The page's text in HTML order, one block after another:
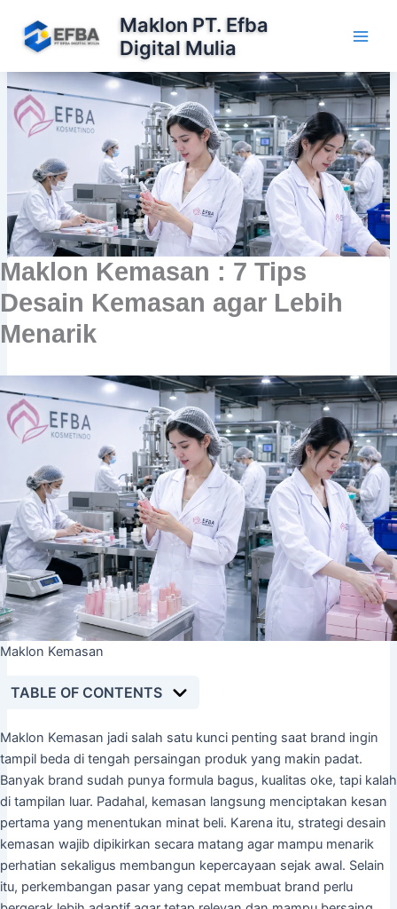
konten
Maklon PT. Efba
Digital Mulia
Maklon Kemasan : 7 Tips
Desain Kemasan agar Lebih
Menarik
Maklon Kemasan
TABLE OF CONTENTS
Maklon Kemasan jadi salah satu kunci penting saat brand ingin
tampil beda di tengah persaingan produk yang makin padat.
Banyak brand sudah punya formula bagus, kualitas oke, tapi kalah
di tampilan luar. Padahal, kemasan langsung menciptakan kesan
pertama yang menentukan minat beli. Karena itu, strategi desain
kemasan wajib dipikirkan secara matang agar mampu menarik
perhatian sekaligus membangun kepercayaan sejak awal. Selain
itu, perkembangan pasar yang cepat membuat brand perlu